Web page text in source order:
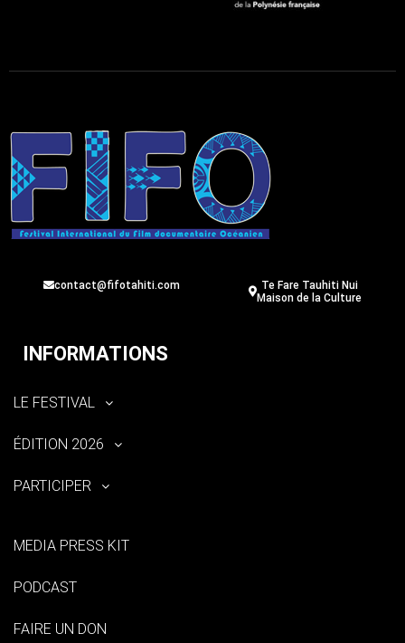
contact@fifotahiti.com
Te Fare Tauhiti Nui
Maison de la Culture
INFORMATIONS
LE FESTIVAL
ÉDITION 2026
PARTICIPER
MEDIA PRESS KIT
PODCAST
FAIRE UN DON